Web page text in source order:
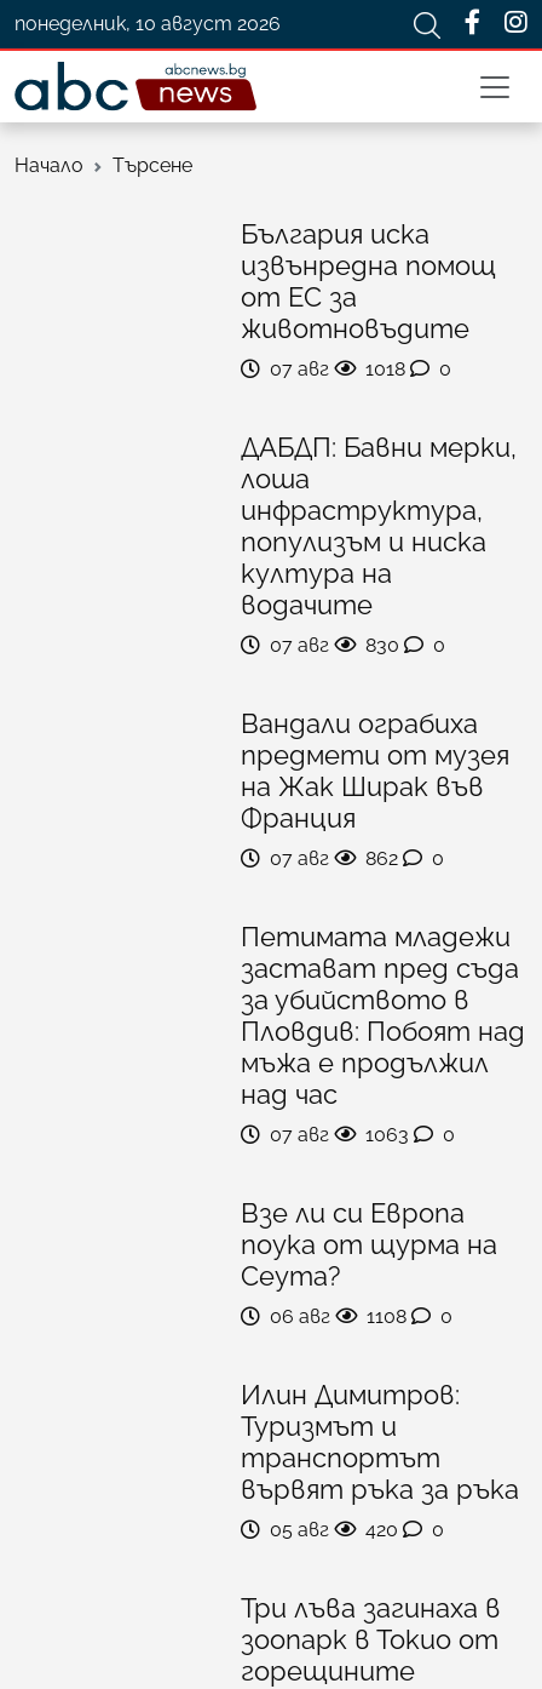
понеделник, 10 август 2026
Начало Търсене
България иска
извънредна помощ
от ЕС за
животновъдите
07 авг 1018 0
ДАБДП: Бавни мерки,
лоша
инфраструктура,
популизъм и ниска
култура на
водачите
07 авг 830 0
Вандали ограбиха
предмети от музея
на Жак Ширак във
Франция
07 авг 862 0
Петимата младежи
застават пред съда
за убийството в
Пловдив: Побоят над
мъжа е продължил
над час
07 авг 1063 0
Взе ли си Европа
поука от щурма на
Сеута?
06 авг 1108 0
Илин Димитров:
Туризмът и
транспортът
вървят ръка за ръка
05 авг 420 0
Три лъва загинаха в
зоопарк в Токио от
горещините